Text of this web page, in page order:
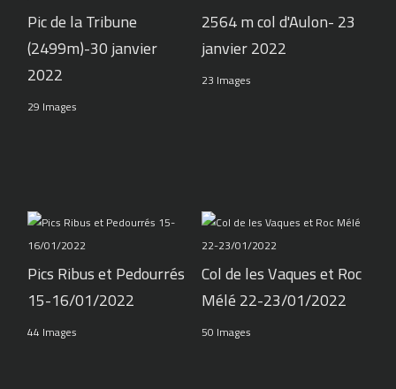
Pic de la Tribune
(2499m)-30 janvier
2022
29 Images
2564 m col d'Aulon- 23
janvier 2022
23 Images
Pics Ribus et Pedourrés
15-16/01/2022
44 Images
Col de les Vaques et Roc
Mélé 22-23/01/2022
50 Images